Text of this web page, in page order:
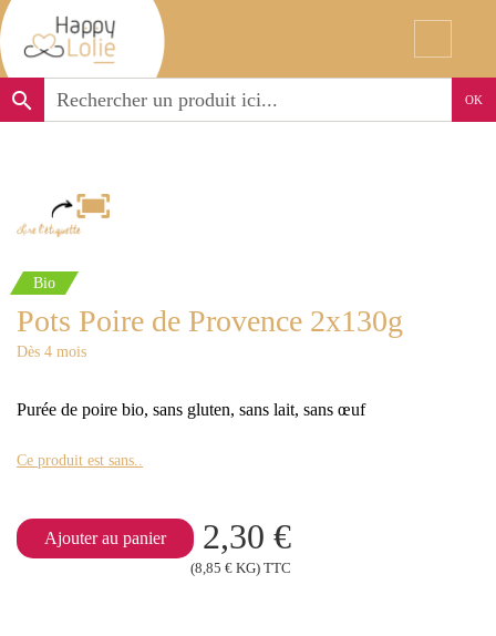
search OK
Bio
Pots Poire de Provence 2x130g
Dès 4 mois
Purée de poire bio, sans gluten, sans lait, sans œuf
Ce produit est sans..
Ajouter au panier 2,30 €
(8,85 € KG) TTC